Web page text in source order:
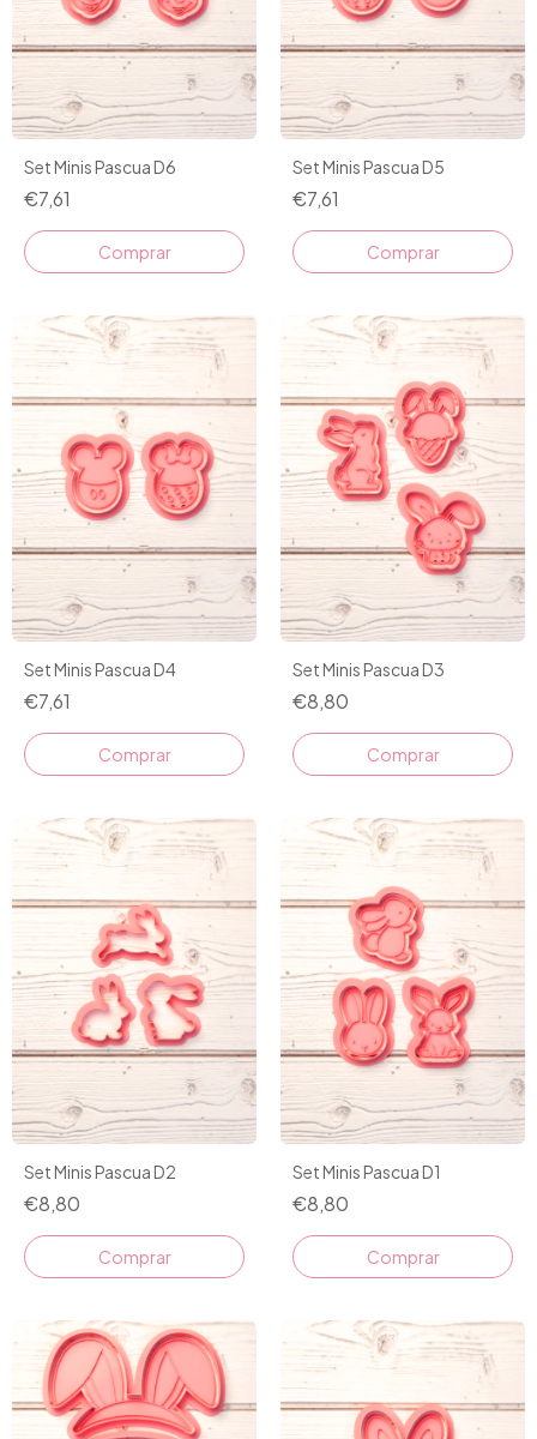
Set Minis Pascua D6
€7,61
Set Minis Pascua D5
€7,61
Set Minis Pascua D4
€7,61
Set Minis Pascua D3
€8,80
Set Minis Pascua D2
€8,80
Set Minis Pascua D1
€8,80